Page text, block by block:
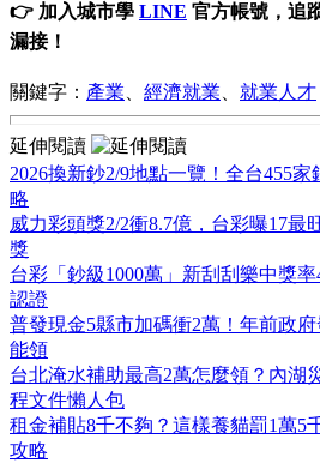
👉 加入城市學 LINE 官方帳號，追
漏接！
關鍵字： 產業 經濟就業 就業人才
延伸閱讀
2026換新鈔2/9地點一覽！全台455
略
威力彩頭獎2/2衝8.7億，台彩曝17最
獎
台彩「鈔級1000萬」新刮刮樂中獎
認證
普發現金5縣市加碼衝2萬！年前政
能領
台北淹水補助最高2萬怎麼領？內湖
程文件懶人包
租金補貼8千不夠？這樣養貓罰1萬5
攻略